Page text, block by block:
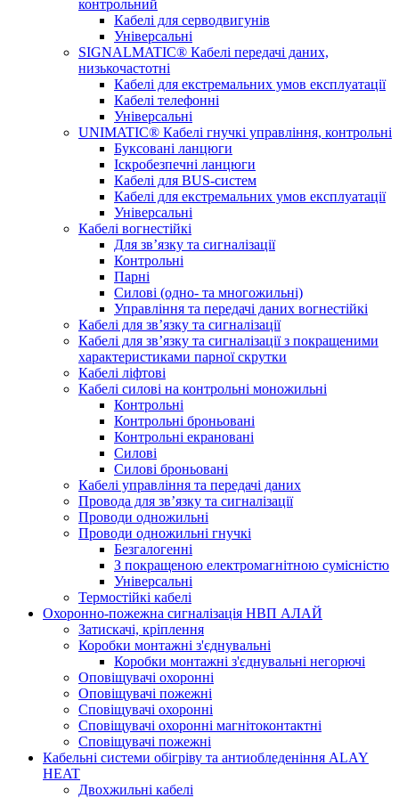
контрольний
Кабелі для серводвигунів
Універсальні
SIGNALMATIC® Кабелі передачі даних,
низькочастотні
Кабелі для екстремальних умов експлуатації
Кабелі телефонні
Універсальні
UNIMATIC® Кабелі гнучкі управління, контрольні
Буксовані ланцюги
Іскробезпечні ланцюги
Кабелі для BUS-систем
Кабелі для екстремальних умов експлуатації
Універсальні
Кабелі вогнестійкі
Для зв’язку та сигналізації
Контрольні
Парні
Силові (одно- та многожильні)
Управління та передачі даних вогнестійкі
Кабелі для зв’язку та сигналізації
Кабелі для зв’язку та сигналізації з покращеними
характеристиками парної скрутки
Кабелі ліфтові
Кабелі силові на контрольні моножильні
Контрольні
Контрольні броньовані
Контрольні екрановані
Силові
Силові броньовані
Кабелі управління та передачі даних
Провода для зв’язку та сигналізації
Проводи одножильні
Проводи одножильні гнучкі
Безгалогенні
З покращеною електромагнітною сумісністю
Універсальні
Термостійкі кабелі
Охоронно-пожежна сигналізація НВП АЛАЙ
Затискачі, кріплення
Коробки монтажні з'єднувальні
Коробки монтажні з'єднувальні негорючі
Оповіщувачі охоронні
Оповіщувачі пожежні
Сповіщувачі охоронні
Сповіщувачі охоронні магнітоконтактні
Сповіщувачі пожежні
Кабельні системи обігріву та антиобледеніння ALAY
HEAT
Двохжильні кабелі